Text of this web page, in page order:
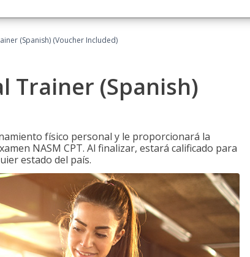
(Spanish) (Voucher Included)
Trainer (Spanish)
físico personal y le proporcionará la
NASM CPT. Al finalizar, estará calificado para
estado del país.